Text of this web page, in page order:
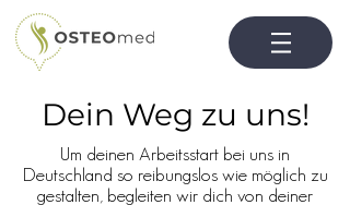
Dein Weg zu uns!
Um deinen Arbeitsstart bei uns in
Deutschland so reibungslos wie möglich zu
gestalten, begleiten wir dich von deiner